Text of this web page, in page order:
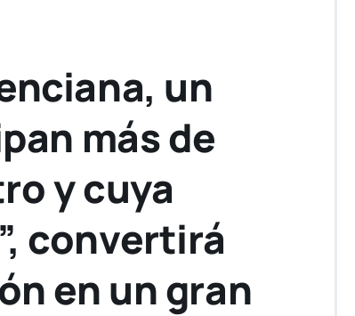
un
más de
y cuya
convertirá
en un gran